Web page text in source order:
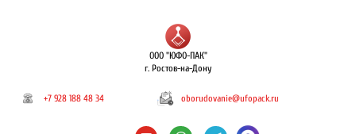
ООО "ЮФО-ПАК"
г. Ростов-на-Дону
+7 928 188 48 34 oborudovanie@ufopack.ru